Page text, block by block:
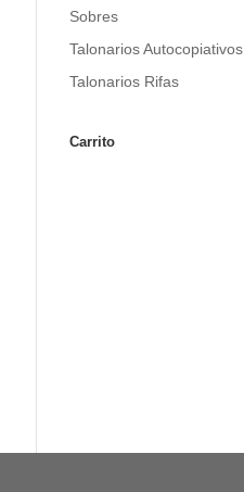
Sobres
Talonarios Autocopiativos
Talonarios Rifas
Carrito